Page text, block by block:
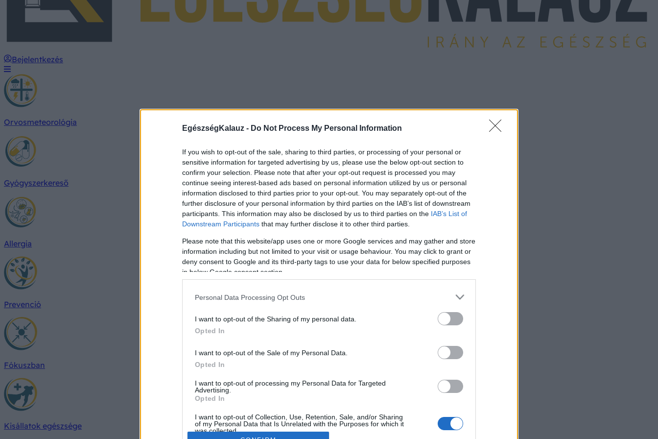
EgészségKalauz - Do Not Process My Personal Information
If you wish to opt-out of the sale, sharing to third parties, or processing of your personal or
sensitive information for targeted advertising by us, please use the below opt-out section to
confirm your selection. Please note that after your opt-out request is processed you may
continue seeing interest-based ads based on personal information utilized by us or personal
information disclosed to third parties prior to your opt-out. You may separately opt-out of the
further disclosure of your personal information by third parties on the IAB’s list of downstream
participants. This information may also be disclosed by us to third parties on the IAB’s List of
Downstream Participants that may further disclose it to other third parties.
Please note that this website/app uses one or more Google services and may gather and store
information including but not limited to your visit or usage behaviour. You may click to grant or
deny consent to Google and its third-party tags to use your data for below specified purposes
in below Google consent section.
Personal Data Processing Opt Outs
I want to opt-out of the Sharing of my personal data.
Opted In
I want to opt-out of the Sale of my Personal Data.
Opted In
I want to opt-out of processing my Personal Data for Targeted
Advertising.
Opted In
I want to opt-out of Collection, Use, Retention, Sale, and/or Sharing
of my Personal Data that Is Unrelated with the Purposes for which it
was collected.
Bejelentkezés
Orvosmeteorológia
Gyógyszerkereső
Allergia
Prevenció
Fókuszban
Kisállatok egészsége